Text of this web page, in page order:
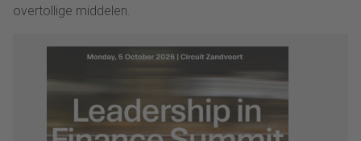
overtollige middelen.